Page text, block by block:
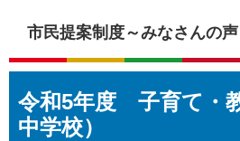
へ
市民提案制度～みなさんの声
文令和5年度 子育て・
中学校）